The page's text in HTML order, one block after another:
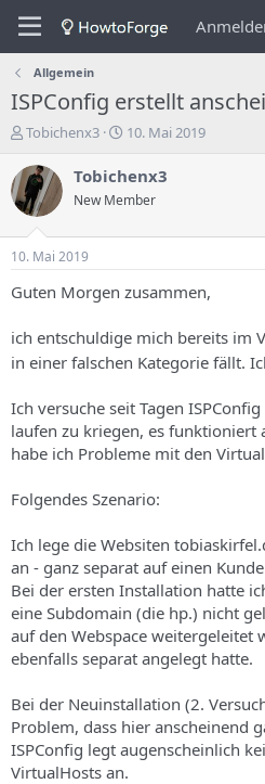
Allgemein
ISPConfig erstellt
E
s
t
e
e
r
s
T
e
m
a
s
Tobichenx3
E
s
e
n
d
a
u
m
10. Mai 2019
Tobichenx3
New Member
10. Mai 2019
Guten Morgen zusammen,
ich entschuldige mich bereits im
in einer falschen Kategorie fällt.
Ich versuche seit Tagen
laufen zu kriegen, es funktioniert
habe ich Probleme mit den
Folgendes Szenario:
Ich lege die Websiten
an - ganz separat auf einen
Bei der ersten Installation hatte
eine Subdomain (die hp.) nicht
auf den Webspace weitergeleitet
ebenfalls separat angelegt hatte.
Bei der Neuinstallation (2.
Problem, dass hier anscheinend
ISPConfig legt augenscheinlich
VirtualHosts an.